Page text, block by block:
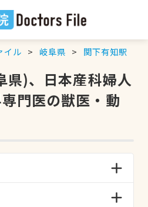
イル 岐阜県 関下有知駅
県)、日本産科婦人
門医の獣医・動